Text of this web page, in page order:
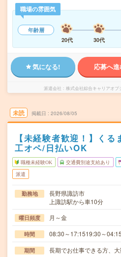
職場の雰囲気
年齢層
20代
30代
気になる! 応募へ
派遣会社 株式会社綜合キャリアオ
未読 掲載日 2026/08/05
【未経験者歓迎！】く
工オペ/日払いOK
職種未経験OK 交通費別途支給あり
派遣
勤務地
長野県諏訪市
上諏訪駅から車10分
曜日頻度 月～金
時間 08:30～17:1519:30～
期間 長期でお仕事できる方、大